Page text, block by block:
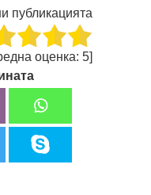
публикацията
оценка: 5]